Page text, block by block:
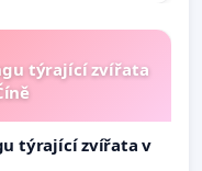
týrající zvířata
týrající zvířata v